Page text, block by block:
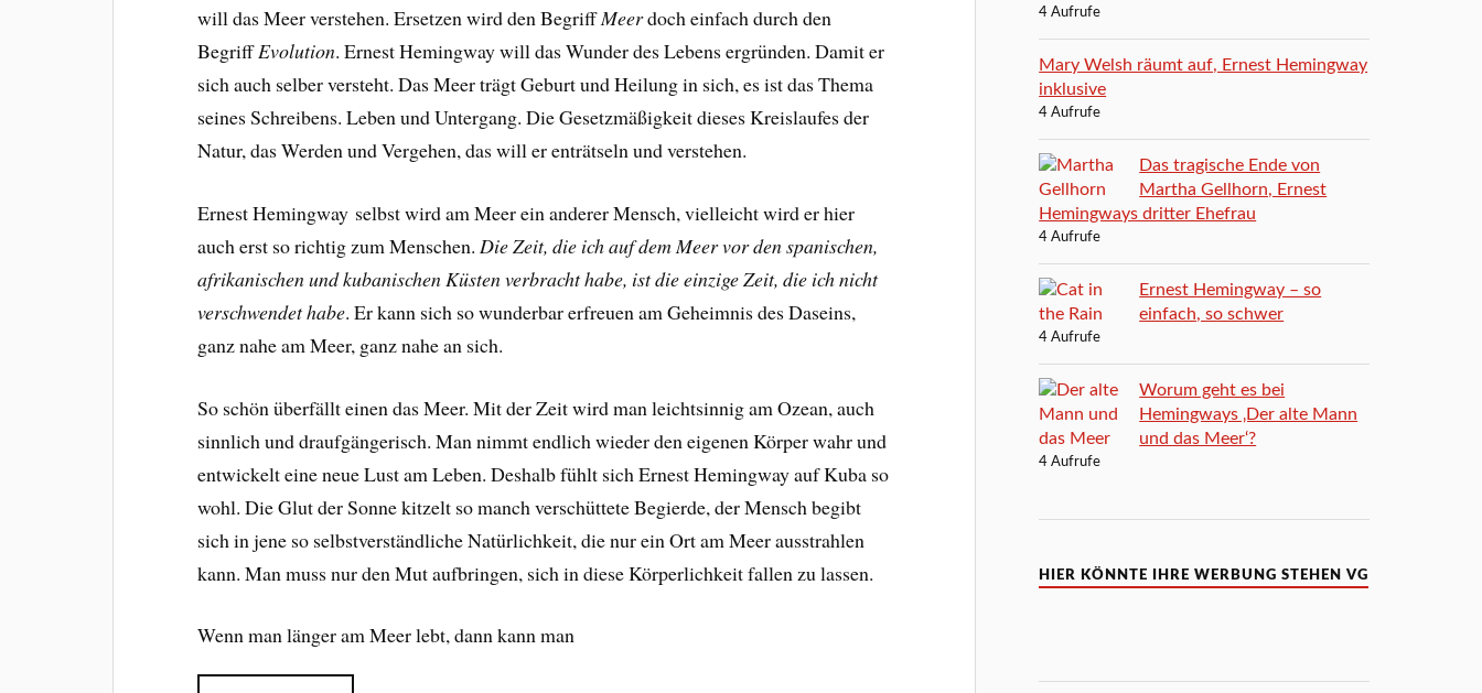
will das Meer verstehen. Ersetzen wird den BegriffMeerdoch einfach durch den
BegriffEvolution. Ernest Hemingway will das Wunder des Lebens ergründen. Damit er
sich auch selber versteht. Das Meer trägt Geburt und Heilung in sich, es ist das Thema
seines Schreibens. Leben und Untergang. Die Gesetzmäßigkeit dieses Kreislaufes der
Natur, das Werden und Vergehen, das will er enträtseln und verstehen.
Ernest Hemingway selbst wird am Meer ein anderer Mensch, vielleicht wird er hier
auch erst so richtig zum Menschen.Die Zeit, die ich auf dem Meer vor den spanischen,
afrikanischen und kubanischen Küsten verbracht habe, ist die einzige Zeit, die ich nicht
verschwendet habe. Erkann sich so wunderbar erfreuen am Geheimnis des Daseins,
ganz nahe am Meer, ganz nahe an sich.
So schön überfällt einen das Meer. Mit der Zeit wird man leichtsinnig am Ozean, auch
sinnlich und draufgängerisch. Man nimmt endlich wieder den eigenen Körper wahr und
entwickelt eine neue Lust am Leben. Deshalb fühlt sich Ernest Hemingway auf Kuba so
wohl. Die Glut der Sonne kitzelt so manch verschüttete Begierde, der Mensch begibt
sich in jene so selbstverständliche Natürlichkeit, die nur ein Ort am Meer ausstrahlen
kann. Man muss nur den Mut aufbringen, sich in diese Körperlichkeit fallen zu lassen.
Wenn man länger am Meer lebt, dann kann man
4 Aufrufe
Mary Welsh räumt auf, Ernest Hemingway
inklusive
4 Aufrufe
Das tragische Ende von
Martha Gellhorn, Ernest
Hemingways dritter Ehefrau
4 Aufrufe
Ernest Hemingway – so
einfach, so schwer
4 Aufrufe
Worum geht es bei
Hemingways ‚Der alte Mann
und das Meer‘?
4 Aufrufe
HIER KÖNNTE IHRE WERBUNG STEHEN VG